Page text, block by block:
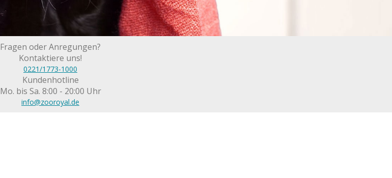
Fragen oder Anregungen?
Kontaktiere uns!
0221/1773-1000
Kundenhotline
Mo. bis Sa. 8:00 - 20:00 Uhr
info@zooroyal.de